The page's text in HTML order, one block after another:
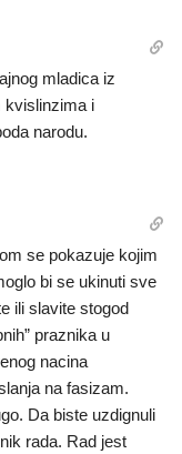
mladica iz
kvislinzima i
narodu.
se pokazuje kojim
bi se ukinuti sve
ili slavite stogod
praznika u
nacina
na fasizam.
Da biste uzdignuli
rada. Rad jest